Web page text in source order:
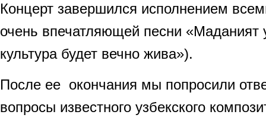
Концерт завершился исполнением
очень впечатляющей песни «Маданият
культура будет вечно жива»).
После ее окончания мы попросили
вопросы известного узбекского